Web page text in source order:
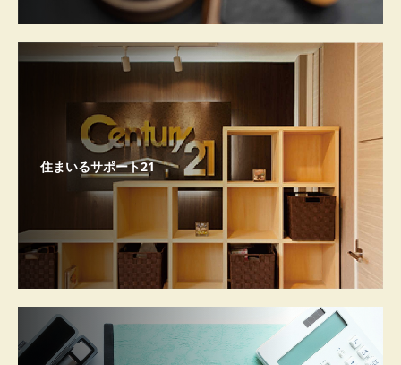
住まいるサポート21